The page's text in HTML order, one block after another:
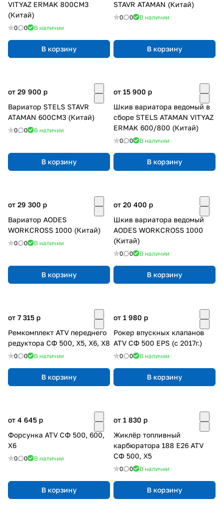
VITYAZ ERMAK 800CM3
(Китай)
0 0 В наличии
В корзину
STAVR ATAMAN (Китай)
0 0 В наличии
В корзину
от 29 900 p
Вариатор STELS STAVR
ATAMAN 600CM3 (Китай)
0 0 В наличии
В корзину
от 15 900 p
Шкив вариатора ведомый в
сборе STELS ATAMAN VITYAZ
ERMAK 600/800 (Китай)
0 0 В наличии
В корзину
от 29 300 p
Вариатор AODES
WORKCROSS 1000 (Китай)
0 0 В наличии
В корзину
от 20 400 p
Шкив вариатора ведомый
AODES WORKCROSS 1000
(Китай)
0 0 В наличии
В корзину
от 7 315 p
Ремкомплект ATV переднего
редуктора СФ 500, X5, X6, X8
0 0 В наличии
В корзину
от 1 980 p
Рокер впускных клапанов
ATV СФ 500 EPS (с 2017г.)
0 0 В наличии
В корзину
от 4 645 p
Форсунка ATV СФ 500, 600,
Х6
0 0 В наличии
В корзину
от 1 830 p
Жиклёр топливный
карбюратора 188 E26 ATV
СФ 500, X5
0 0 В наличии
В корзину